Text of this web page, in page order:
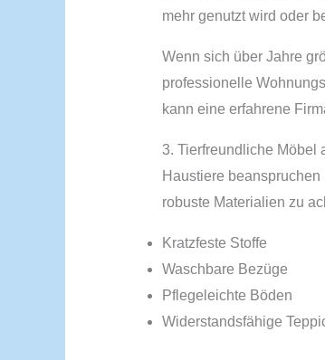
mehr genutzt wird oder
Wenn sich über Jahre
professionelle
kann eine erfahrene
3. Tierfreundliche Möbel
Haustiere
robuste Materialien zu
Kratzfeste Stoffe
Waschbare Bezüge
Pflegeleichte Böden
Widerstandsfähige